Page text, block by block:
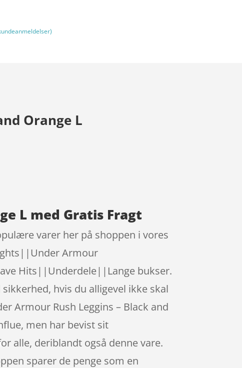
Orange L
L med Gratis Fragt
varer her på shoppen i vores
Armour
Hits||Underdele||Lange bukser.
hvis du alligevel ikke skal
Armour Rush Leggins – Black and
men har bevist sit
alle, deriblandt også denne vare.
sparer de penge som en